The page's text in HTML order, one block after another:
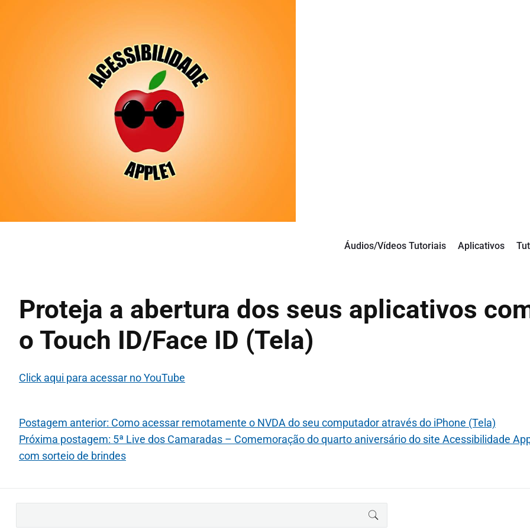
Áudios/Vídeos Tutoriais Aplicativos
Proteja a abertura dos seus aplicativos
o Touch ID/Face ID (Tela)
Click aqui para acessar no YouTube
Postagem anterior: Como acessar remotamente o NVDA do seu computador através do iPhone (Tela)
Próxima postagem: 5ª Live dos Camaradas – Comemoração do quarto aniversário do site Acessibilidade
com sorteio de brindes
BUSCAR